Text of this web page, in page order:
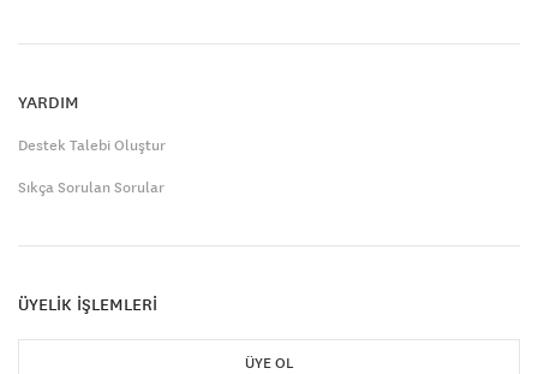
YARDIM
Destek Talebi Oluştur
Sıkça Sorulan Sorular
ÜYELİK İŞLEMLERİ
ÜYE OL